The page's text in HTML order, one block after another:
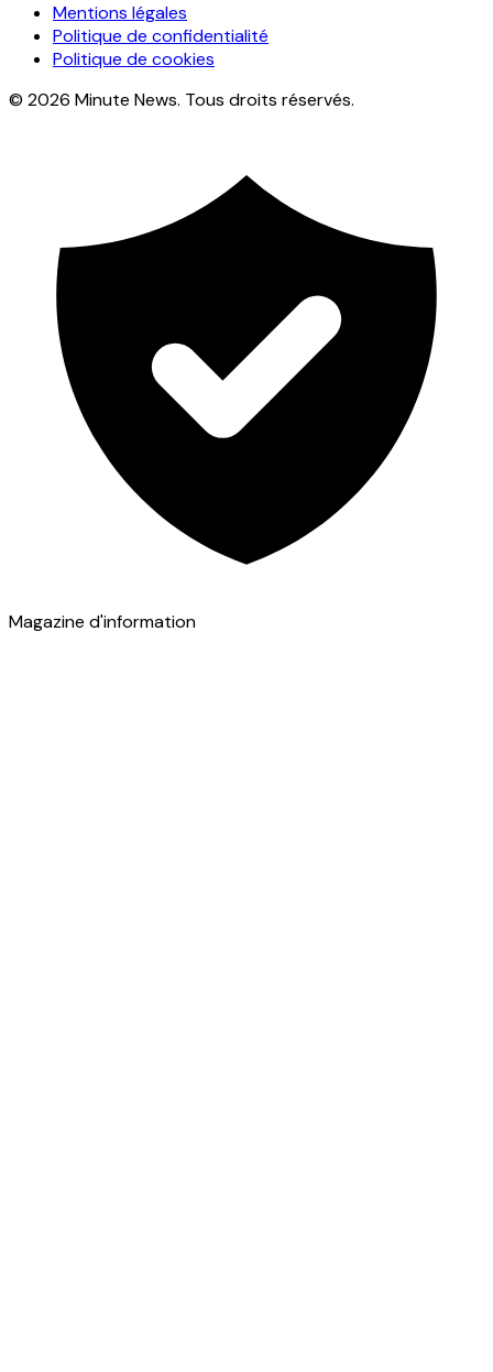
Mentions légales
Politique de confidentialité
Politique de cookies
© 2026 Minute News. Tous droits réservés.
Magazine d'information